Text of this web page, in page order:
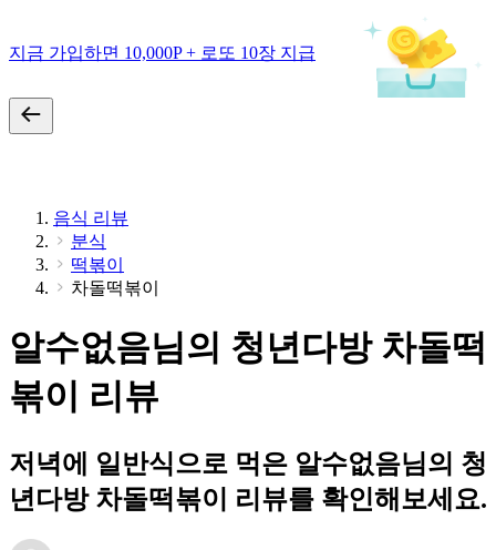
지금 가입하면 10,000P + 로또 10장 지급
음식 리뷰
분식
떡볶이
차돌떡볶이
알수없음님의 청년다방 차돌떡
볶이 리뷰
저녁에 일반식으로 먹은 알수없음님의 청
년다방 차돌떡볶이 리뷰를 확인해보세요.